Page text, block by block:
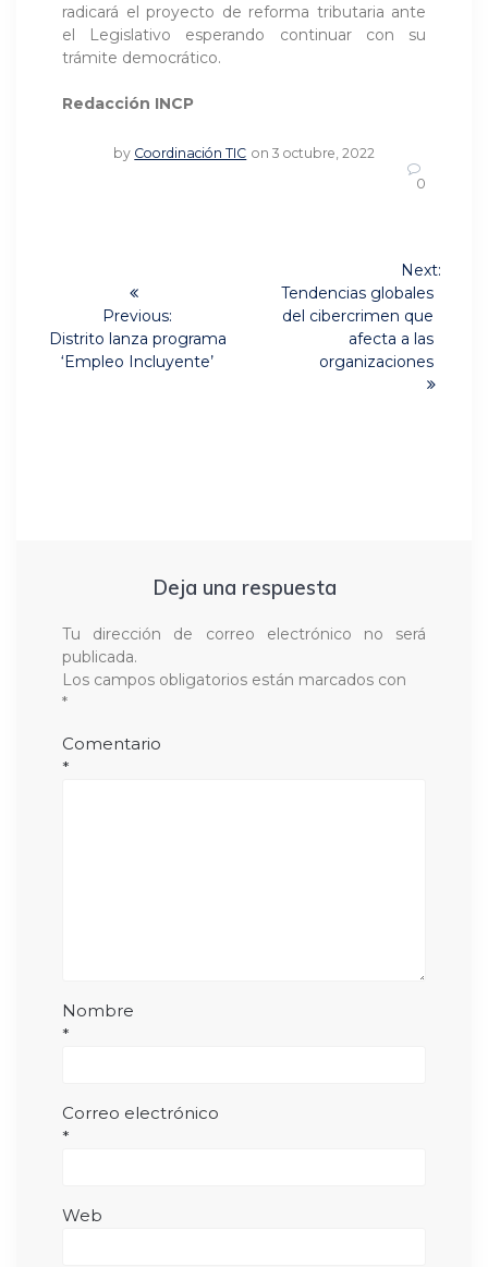
radicará el proyecto de reforma tributaria ante
el Legislativo esperando continuar con su
trámite democrático.
Redacción INCP
by Coordinación TIC on 3 octubre, 2022
0
entradas
Previous:
Previous
post:
Distrito lanza programa
‘Empleo Incluyente’
Next:
Next
post:
Tendencias globales
del cibercrimen que
afecta a las
organizaciones
Deja una respuesta
Tu dirección de correo electrónico no será
publicada.
Los campos obligatorios están marcados con
*
Comentario
*
Nombre
*
Correo electrónico
*
Web